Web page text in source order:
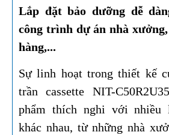
Lắp đặt bảo dưỡng dễ
công trình dự án nhà
hàng,...​​​​​​​
Sự linh hoạt trong thiết kế
trần cassette NIT-
phẩm thích nghi với nhiều
khác nhau, từ những nhà